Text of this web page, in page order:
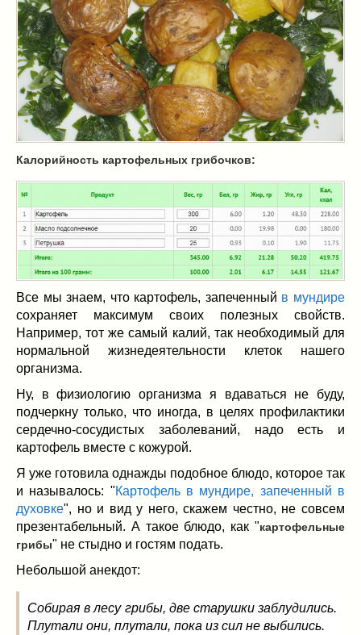
тушеное(42)
Вкусные враги фигуры…(44)
десерты(2)
Масленица(17)
пироги(8)
рецепты теста(2)
торты(12)
без выпечки(5)
хворост(1)
Вкусные полезности
вареное(0)
жареное(3)
запекаем(11)
рыбные блюда(4)
салаты(11)
соусы(1)
Супы(1)
тушеное(3)
Заначка на зиму!(29)
Грибы(5)
Напитки(3)
Овощные заготовки(11)
Сладкие заготовки(10)
Поговорим о
разном
Постные рецепты(8)
Калорийность картофельных грибочков:
Все мы знаем, что картофель, запеченный в мундире
сохраняет максимум своих полезных свойств.
Например, тот же самый калий, так необходимый для
нормальной жизнедеятельности клеток нашего
организма.
Ну, в физиологию организма я вдаваться не буду,
подчеркну только, что иногда, в целях профилактики
сердечно-сосудистых заболеваний, надо есть и
картофель вместе с кожурой.
Я уже готовила однажды подобное блюдо, которое так
и называлось: "Картофель в мундире, запеченный в
духовке", но и вид у него, скажем честно, не совсем
презентабельный. А такое блюдо, как "картофельные
грибы" не стыдно и гостям подать.
Небольшой анекдот:
Собирая в лесу грибы, две старушки заблудились.
Плутали они, плутали, пока из сил не выбились.